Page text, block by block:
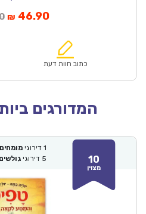
המחיר
₪67.00.
₪ 46.90המחיר
הוא:
כתוב חוות דעת
המדורגים
10
מצוין
1 דירוגי מומחים
5 דירוגי גולשים